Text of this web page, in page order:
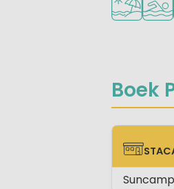
Boek
Suncamp